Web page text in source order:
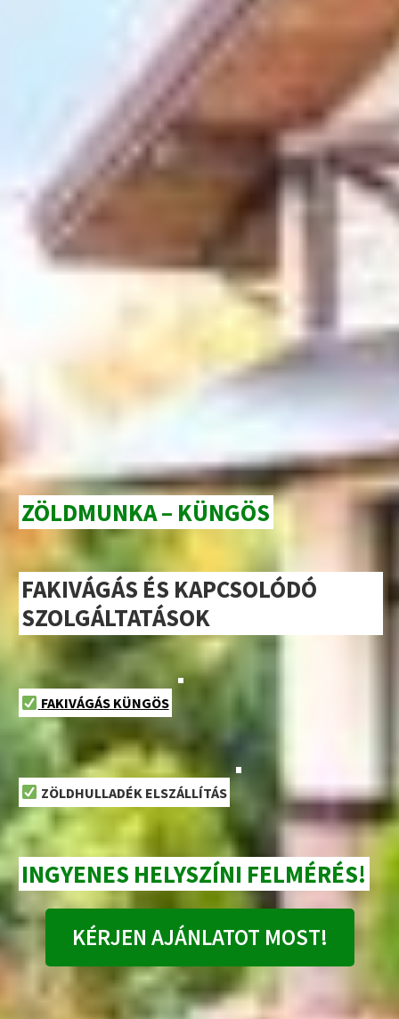
ZÖLDMUNKA – KÜNGÖS
FAKIVÁGÁS ÉS KAPCSOLÓDÓ
SZOLGÁLTATÁSOK
FAKIVÁGÁS KÜNGÖS
ZÖLDHULLADÉK ELSZÁLLÍTÁS
INGYENES HELYSZÍNI FELMÉRÉS!
KÉRJEN AJÁNLATOT MOST!